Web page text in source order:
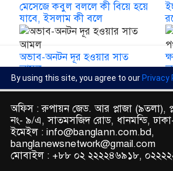
মেসেজে কবুল বললে কী বিয়ে হয়ে
যাবে, ইসলাম কী বলে
অভাব-অনটন দূর হওয়ার সাত
আমল
অফিস : রুপায়ন জেড. আর প্লাজা (৯তলা),
নং- ৯/এ, সাতমসজিদ রোড, ধানমন্ডি,
ইমেইল : info@banglann.com.bd,
banglanewsnetwork@gmail.com
মোবাইল : +৮৮ ০২ ২২২২৪৬৯১৮,
By using this site, you agree to our Privacy